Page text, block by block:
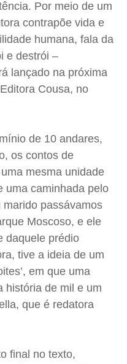
Por meio de um
contrapõe vida e
humana, fala da
e destrói –
lançado na próxima
Cousa, no
de 10 andares,
os contos de
mesma unidade
uma caminhada pelo
passávamos
Moscoso, e ele
daquele prédio
tive a ideia de um
em que uma
história de mil e um
que é redatora
final no texto,